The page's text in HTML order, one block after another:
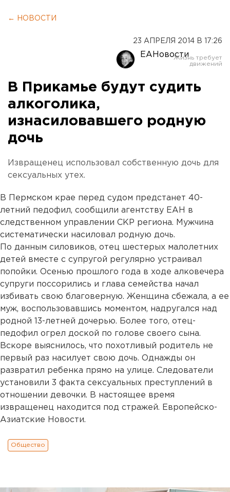
← НОВОСТИ
23 АПРЕЛЯ 2014 В 17:26
ЕАНовости
В Прикамье будут судить
алкоголика,
изнасиловавшего родную
дочь
Извращенец использовал собственную дочь для
сексуальных утех.
В Пермском крае перед судом предстанет 40-
летний педофил, сообщили агентству ЕАН в
следственном управлении СКР региона. Мужчина
систематически насиловал родную дочь.
По данным силовиков, отец шестерых малолетних
детей вместе с супругой регулярно устраивал
попойки. Осенью прошлого года в ходе алковечера
супруги поссорились и глава семейства начал
избивать свою благоверную. Женщина сбежала, а ее
муж, воспользовавшись моментом, надругался над
родной 13-летней дочерью. Более того, отец-
педофил огрел доской по голове своего сына.
Вскоре выяснилось, что похотливый родитель не
первый раз насилует свою дочь. Однажды он
развратил ребенка прямо на улице. Следователи
установили 3 факта сексуальных преступлений в
отношении девочки. В настоящее время
извращенец находится под стражей. Европейско-
Азиатские Новости.
Общество